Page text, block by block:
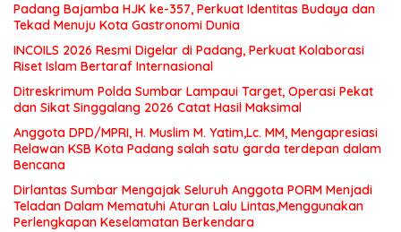
Padang Bajamba HJK ke-357, Perkuat Identitas Budaya dan
Tekad Menuju Kota Gastronomi Dunia
INCOILS 2026 Resmi Digelar di Padang, Perkuat Kolaborasi
Riset Islam Bertaraf Internasional
Ditreskrimum Polda Sumbar Lampaui Target, Operasi Pekat
dan Sikat Singgalang 2026 Catat Hasil Maksimal
Anggota DPD/MPRI, H. Muslim M. Yatim,Lc. MM, Mengapresiasi
Relawan KSB Kota Padang salah satu garda terdepan dalam
Bencana
Dirlantas Sumbar Mengajak Seluruh Anggota PORM Menjadi
Teladan Dalam Mematuhi Aturan Lalu Lintas,Menggunakan
Perlengkapan Keselamatan Berkendara